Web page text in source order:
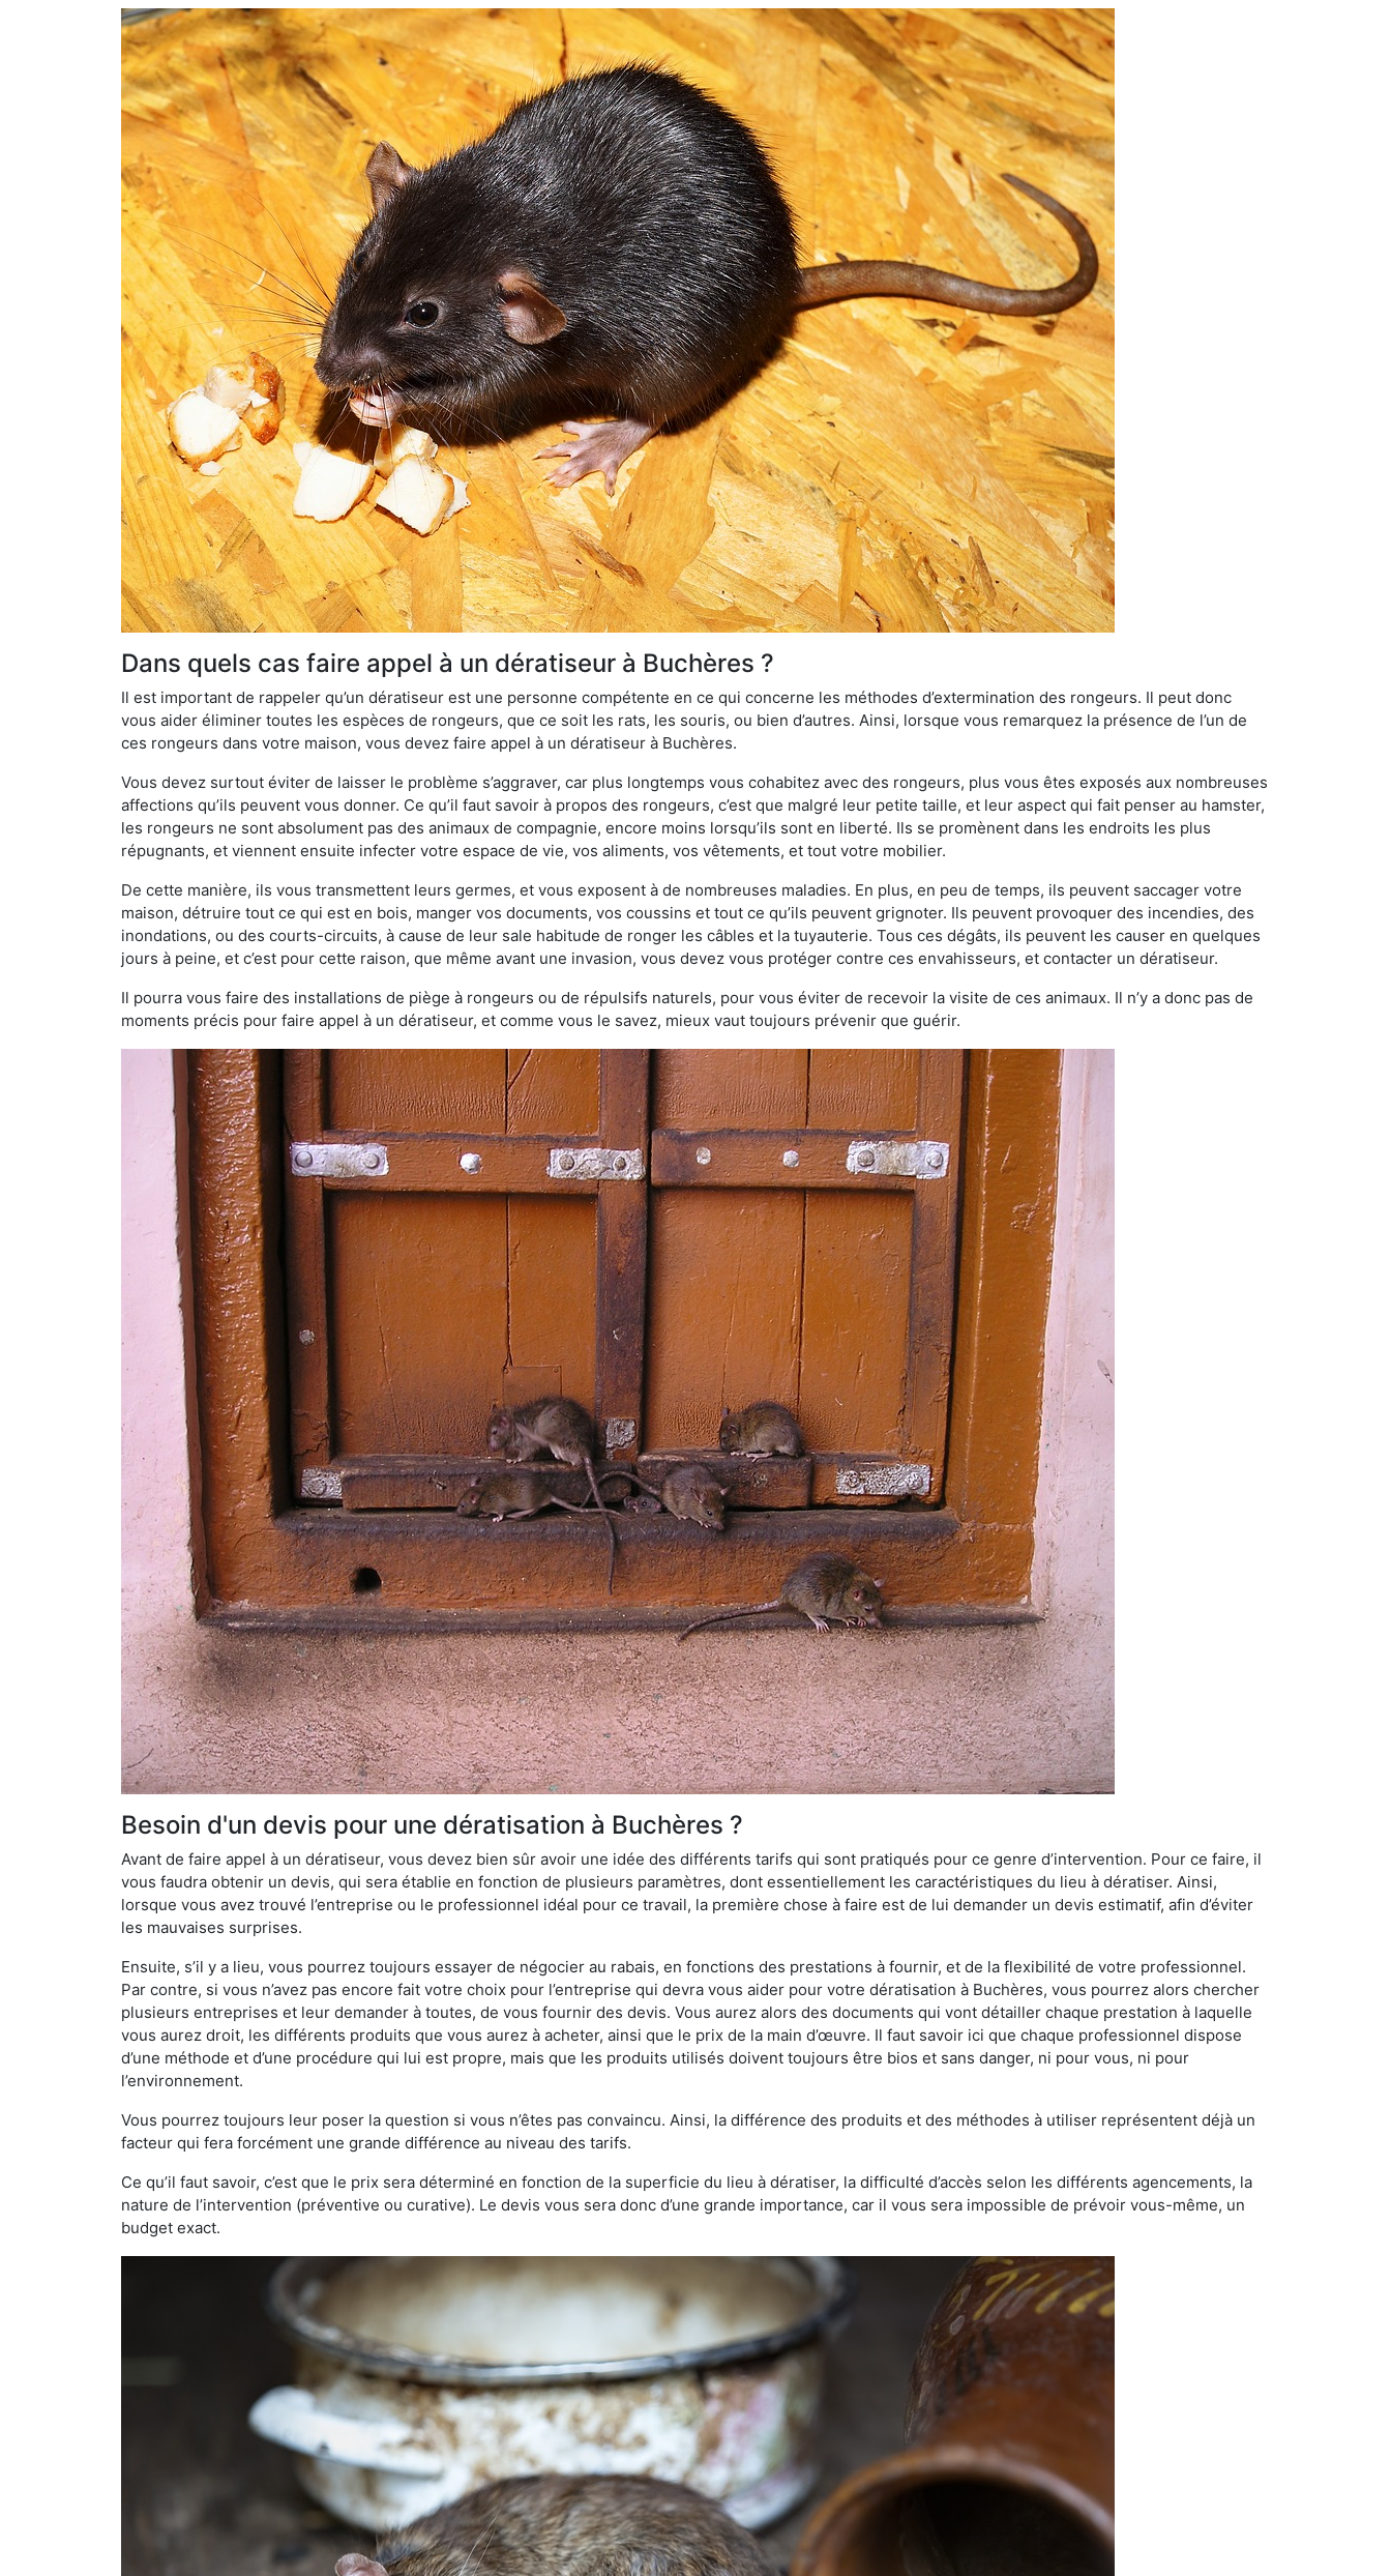
Dans quels cas faire appel à un dératiseur à Buchères ?
Il est important de rappeler qu’un dératiseur est une personne compétente en ce qui concerne les méthodes d’extermination des rongeurs. Il peut donc
vous aider éliminer toutes les espèces de rongeurs, que ce soit les rats, les souris, ou bien d’autres. Ainsi, lorsque vous remarquez la présence de l’un de
ces rongeurs dans votre maison, vous devez faire appel à un dératiseur à Buchères.
Vous devez surtout éviter de laisser le problème s’aggraver, car plus longtemps vous cohabitez avec des rongeurs, plus vous êtes exposés aux nombreuses
affections qu’ils peuvent vous donner. Ce qu’il faut savoir à propos des rongeurs, c’est que malgré leur petite taille, et leur aspect qui fait penser au hamster,
les rongeurs ne sont absolument pas des animaux de compagnie, encore moins lorsqu’ils sont en liberté. Ils se promènent dans les endroits les plus
répugnants, et viennent ensuite infecter votre espace de vie, vos aliments, vos vêtements, et tout votre mobilier.
De cette manière, ils vous transmettent leurs germes, et vous exposent à de nombreuses maladies. En plus, en peu de temps, ils peuvent saccager votre
maison, détruire tout ce qui est en bois, manger vos documents, vos coussins et tout ce qu’ils peuvent grignoter. Ils peuvent provoquer des incendies, des
inondations, ou des courts-circuits, à cause de leur sale habitude de ronger les câbles et la tuyauterie. Tous ces dégâts, ils peuvent les causer en quelques
jours à peine, et c’est pour cette raison, que même avant une invasion, vous devez vous protéger contre ces envahisseurs, et contacter un dératiseur.
Il pourra vous faire des installations de piège à rongeurs ou de répulsifs naturels, pour vous éviter de recevoir la visite de ces animaux. Il n’y a donc pas de
moments précis pour faire appel à un dératiseur, et comme vous le savez, mieux vaut toujours prévenir que guérir.
Besoin d'un devis pour une dératisation à Buchères ?
Avant de faire appel à un dératiseur, vous devez bien sûr avoir une idée des différents tarifs qui sont pratiqués pour ce genre d’intervention. Pour ce faire, il
vous faudra obtenir un devis, qui sera établie en fonction de plusieurs paramètres, dont essentiellement les caractéristiques du lieu à dératiser. Ainsi,
lorsque vous avez trouvé l’entreprise ou le professionnel idéal pour ce travail, la première chose à faire est de lui demander un devis estimatif, afin d’éviter
les mauvaises surprises.
Ensuite, s’il y a lieu, vous pourrez toujours essayer de négocier au rabais, en fonctions des prestations à fournir, et de la flexibilité de votre professionnel.
Par contre, si vous n’avez pas encore fait votre choix pour l’entreprise qui devra vous aider pour votre dératisation à Buchères, vous pourrez alors chercher
plusieurs entreprises et leur demander à toutes, de vous fournir des devis. Vous aurez alors des documents qui vont détailler chaque prestation à laquelle
vous aurez droit, les différents produits que vous aurez à acheter, ainsi que le prix de la main d’œuvre. Il faut savoir ici que chaque professionnel dispose
d’une méthode et d’une procédure qui lui est propre, mais que les produits utilisés doivent toujours être bios et sans danger, ni pour vous, ni pour
l’environnement.
Vous pourrez toujours leur poser la question si vous n’êtes pas convaincu. Ainsi, la différence des produits et des méthodes à utiliser représentent déjà un
facteur qui fera forcément une grande différence au niveau des tarifs.
Ce qu’il faut savoir, c’est que le prix sera déterminé en fonction de la superficie du lieu à dératiser, la difficulté d’accès selon les différents agencements, la
nature de l’intervention (préventive ou curative). Le devis vous sera donc d’une grande importance, car il vous sera impossible de prévoir vous-même, un
budget exact.